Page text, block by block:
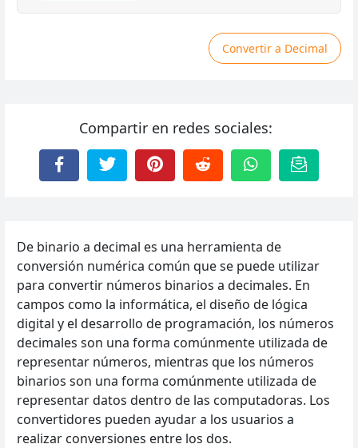
Convertir a Decimal
Compartir en redes sociales:
De binario a decimal es una herramienta de
conversión numérica común que se puede utilizar
para convertir números binarios a decimales. En
campos como la informática, el diseño de lógica
digital y el desarrollo de programación, los números
decimales son una forma comúnmente utilizada de
representar números, mientras que los números
binarios son una forma comúnmente utilizada de
representar datos dentro de las computadoras. Los
convertidores pueden ayudar a los usuarios a
realizar conversiones entre los dos.